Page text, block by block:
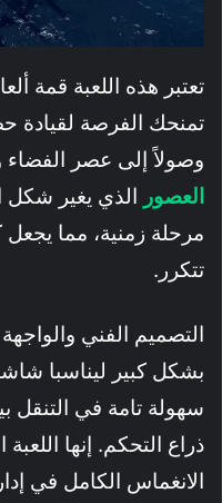
تعتبر هذه اللعبة قمة
تمنحك الفرصة لقيادة
وصولاً إلى عصر الفضاء
العصور الذي يغير شكل
مرحلة زمنية، مما
تتكرر.
التصميم الفني
بشكل كبير ليناسبا
سهولة تامة في التنقل
ذراع التحكم. إنها
الانغماس الكامل في